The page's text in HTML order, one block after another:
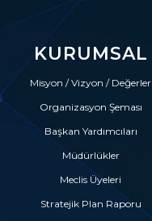
KURUMSAL
Misyon / Vizyon / Değerler
Organizasyon Şeması
Başkan Yardımcıları
Müdürlükler
Meclis Üyeleri
Stratejik Plan Raporu